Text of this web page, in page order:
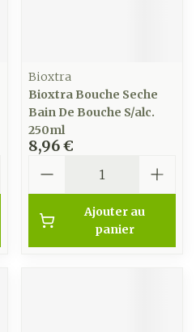
Bioxtra
Bioxtra Bouche Seche
Bain De Bouche S/alc.
250ml
8,96 €
Ajouter au
panier